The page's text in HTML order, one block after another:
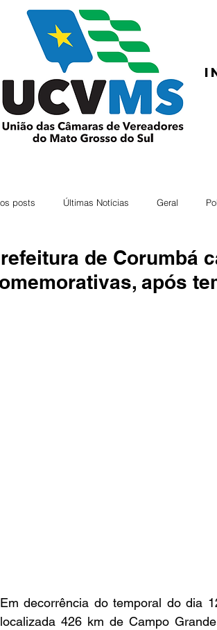
posts Últimas Notícias Geral
de Corumbá
após
Em decorrência do temporal do dia
localizada 426 km de Campo